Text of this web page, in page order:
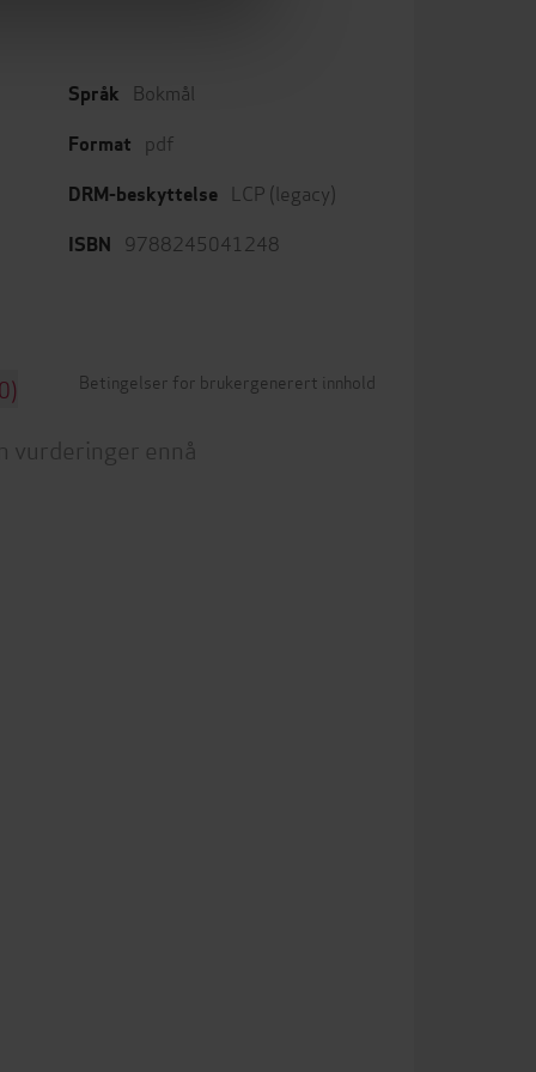
Språk Bokmål
Format pdf
DRM-beskyttelse LCP (legacy)
ISBN 9788245041248
Betingelser for brukergenerert innhold
vurderinger ennå